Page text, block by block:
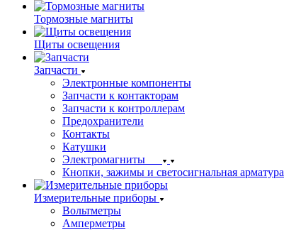
Тормозные магниты
Щиты освещения
Запчасти
Электронные компоненты
Запчасти к контакторам
Запчасти к контроллерам
Предохранители
Контакты
Катушки
Электромагниты
Кнопки, зажимы и светосигнальная арматура
Измерительные приборы
Вольтметры
Амперметры